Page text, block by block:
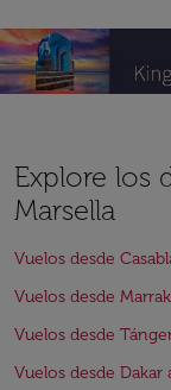
Explore los
Marsella
Vuelos desde
Vuelos desde
Vuelos desde
Vuelos desde Dakar